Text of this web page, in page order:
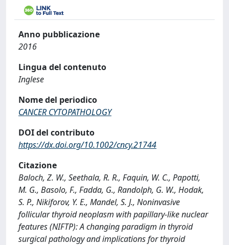
Anno pubblicazione
2016
Lingua del contenuto
Inglese
Nome del periodico
CANCER CYTOPATHOLOGY
DOI del contributo
https://dx.doi.org/10.1002/cncy.21744
Citazione
Baloch, Z. W., Seethala, R. R., Faquin, W. C., Papotti,
M. G., Basolo, F., Fadda, G., Randolph, G. W., Hodak,
S. P., Nikiforov, Y. E., Mandel, S. J., Noninvasive
follicular thyroid neoplasm with papillary-like nuclear
features (NIFTP): A changing paradigm in thyroid
surgical pathology and implications for thyroid